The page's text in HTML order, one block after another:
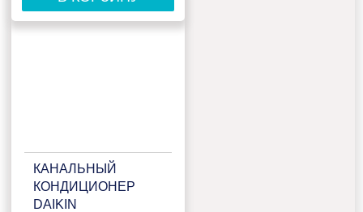
КАНАЛЬНЫЙ
КОНДИЦИОНЕР
DAIKIN